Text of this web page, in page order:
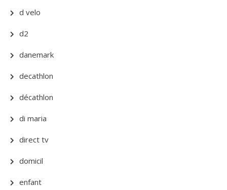
d velo
d2
danemark
decathlon
décathlon
di maria
direct tv
domicil
enfant